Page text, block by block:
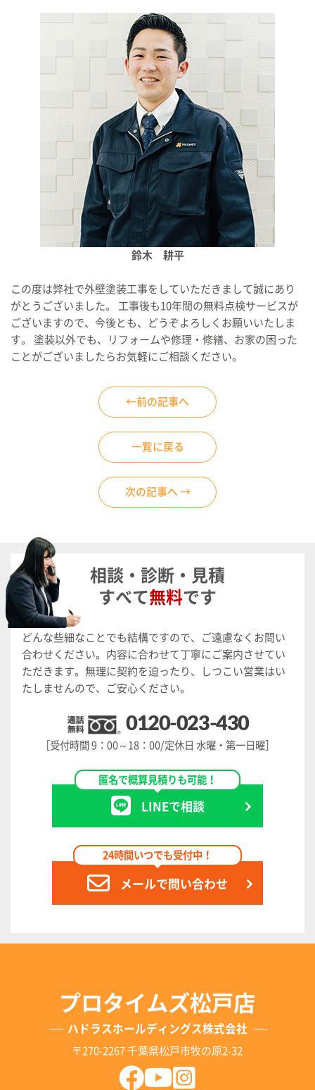
鈴木 耕平
この度は弊社で外壁塗装工事をしていただきまして誠にあり
がとうございました。 工事後も10年間の無料点検サービスが
ございますので、今後とも、どうぞよろしくお願いいたしま
す。 塗装以外でも、リフォームや修理・修繕、お家の困った
ことがございましたらお気軽にご相談ください。
←前の記事へ
一覧に戻る
次の記事へ →
相談・診断・見積
すべて無料です
どんな些細なことでも結構ですので、ご遠慮なくお問い
合わせください。 内容に合わせて丁寧にご案内させてい
ただきます。 無理に契約を迫ったり、しつこい営業はい
たしませんので、ご安心ください。
0120-023-430
［受付時間 9：00～18：00/定休日 水曜・第一日曜］
匿名で概算見積りも可能！
LINEで相談
24時間いつでも受付中！
メールで問い合わせ
プロタイムズ松戸店
ハドラスホールディングス株式会社
〒270-2267 千葉県松戸市牧の原2-32